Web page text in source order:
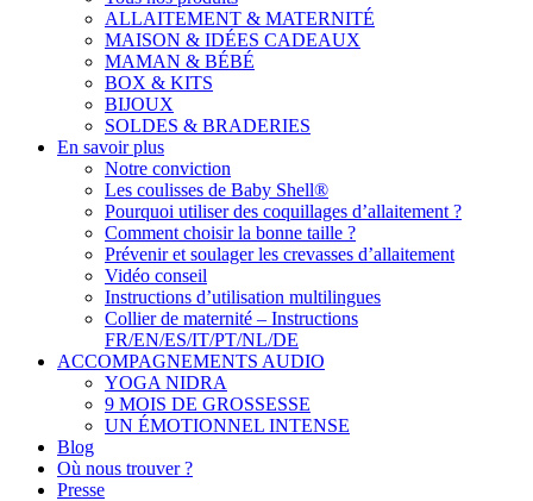
ALLAITEMENT & MATERNITÉ
MAISON & IDÉES CADEAUX
MAMAN & BÉBÉ
BOX & KITS
BIJOUX
SOLDES & BRADERIES
En savoir plus
Notre conviction
Les coulisses de Baby Shell®
Pourquoi utiliser des coquillages d’allaitement ?
Comment choisir la bonne taille ?
Prévenir et soulager les crevasses d’allaitement
Vidéo conseil
Instructions d’utilisation multilingues
Collier de maternité – Instructions
FR/EN/ES/IT/PT/NL/DE
ACCOMPAGNEMENTS AUDIO
YOGA NIDRA
9 MOIS DE GROSSESSE
UN ÉMOTIONNEL INTENSE
Blog
Où nous trouver ?
Presse